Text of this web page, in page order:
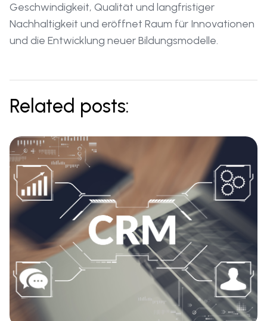
Geschwindigkeit, Qualität und langfristiger
Nachhaltigkeit und eröffnet Raum für Innovationen
und die Entwicklung neuer Bildungsmodelle.
Related posts: